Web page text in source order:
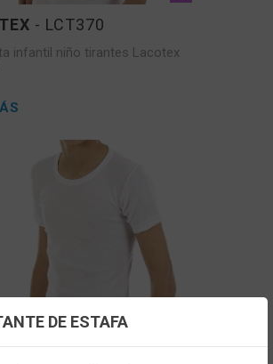
- LCT370
infantil niño tirantes Lacotex
cookies
DE ESTAFA